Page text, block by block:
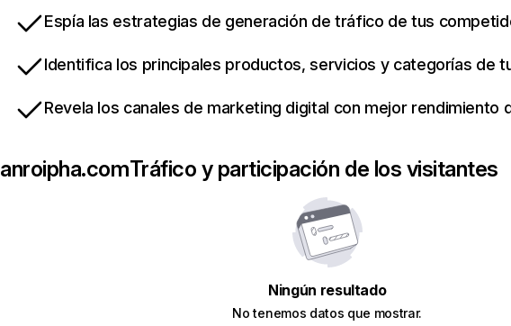
Espía las estrategias de generación de tráfico de tus
Identifica los principales productos, servicios y categorías de
Revela los canales de marketing digital con mejor rendimiento
anroipha.comTráfico y participación de los visitantes
Ningún resultado
No tenemos datos que mostrar.